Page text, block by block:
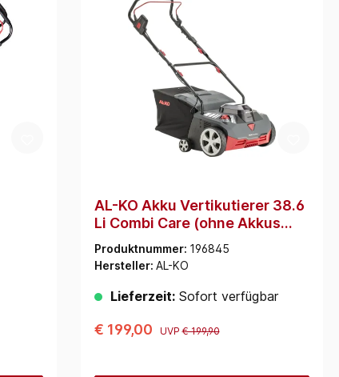
AL-KO Akku Vertikutierer 38.6
Li Combi Care (ohne Akkus
und Ladegerät)
Produktnummer: 196845
Hersteller: AL-KO
Lieferzeit:Sofort verfügbar
€ 199,00 UVP€ 199,90